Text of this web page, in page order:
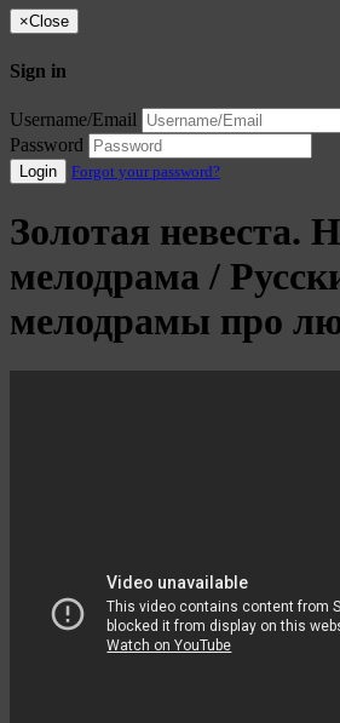
×Close
Sign in
Username/Email
Password
Login Forgot your password?
Золотая невеста.
мелодрама /
мелодрамы про